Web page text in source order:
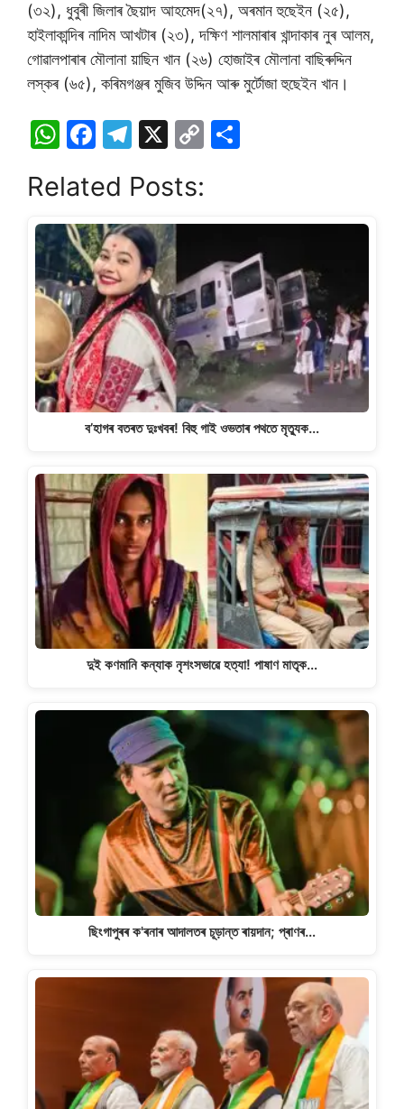
(৩২), ধুবুৰী জিলাৰ ছৈয়াদ আহমেদ(২৭), অৰমান হুছেইন (২৫),
হাইলাকান্দিৰ নাদিম আখটাৰ (২৩), দক্ষিণ শালমাৰাৰ খান্দাকাৰ নুৰ আলম,
গোৱালপাৰাৰ মৌলানা য়াছিন খান (২৬) হোজাইৰ মৌলানা বাছিৰুদ্দিন
লস্কৰ (৬৫), কৰিমগঞ্জৰ মুজিব উদ্দিন আৰু মুৰ্টোজা হুছেইন খান।
W
at
s
A
p
p
F
c
e
b
o
o
k
T
e
gr
a
m
X
C
y
n
k
e
Related Posts:
ব’হাগৰ বতৰত দুঃখবৰ! বিহু গাই ওভতাৰ পথতে মৃত্যুক…
দুই কণমানি কন্যাক নৃশংসভাৱে হত্যা! পাষাণ মাতৃক…
ছিংগাপুৰৰ ক'ৰনাৰ আদালতৰ চূড়ান্ত ৰায়দান; প্ৰাণৰ…